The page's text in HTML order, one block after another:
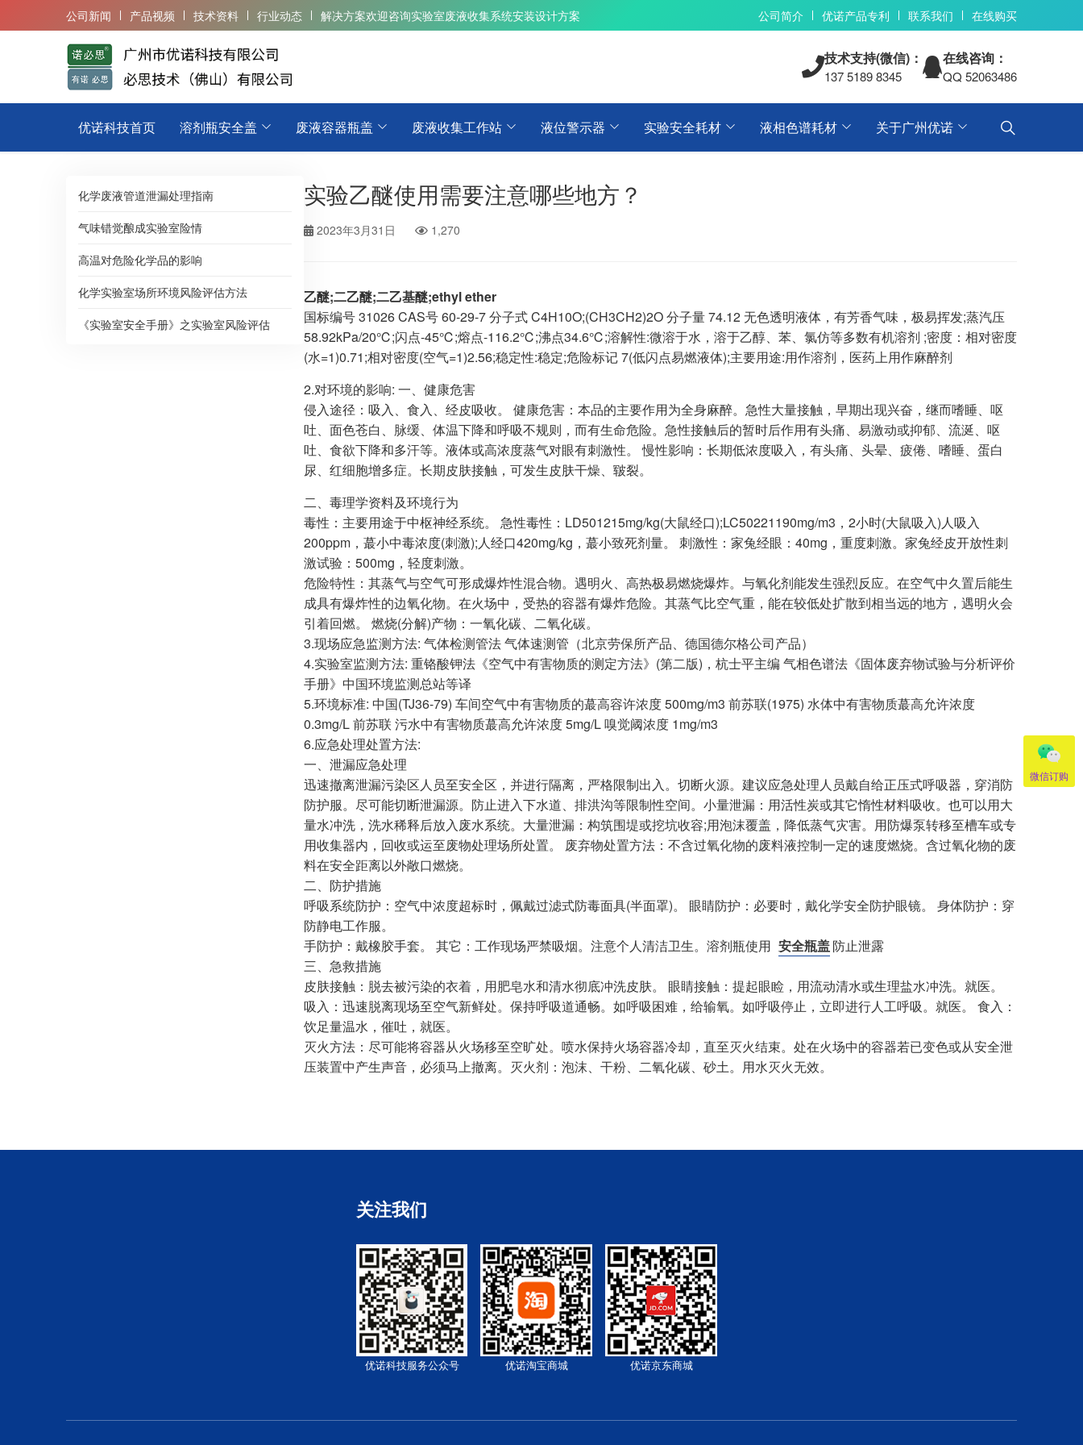
公司新闻 产品视频 技术资料 行业动态 解决方案欢迎咨询实验室废液收集系统安装设计方案 公司简介 优诺产品专利 联系我们 在线购买
技术支持(微信)：
137 5189 8345
在线咨询：
QQ 52063486
优诺科技首页 溶剂瓶安全盖 废液容器瓶盖 废液收集工作站 液位警示器 实验安全耗材 液相色谱耗材 关于广州优诺
化学废液管道泄漏处理指南
气味错觉酿成实验室险情
高温对危险化学品的影响
化学实验室场所环境风险评估方法
《实验室安全手册》之实验室风险评估
实验乙醚使用需要注意哪些地方？
2023年3月31日 1,270
乙醚;二乙醚;二乙基醚;ethyl ether
国标编号 31026 CAS号 60-29-7 分子式 C4H10O;(CH3CH2)2O 分子量 74.12 无色透明液体，有芳香气味，极易挥发;蒸汽压
58.92kPa/20℃;闪点-45℃;熔点-116.2℃;沸点34.6℃;溶解性:微溶于水，溶于乙醇、苯、氯仿等多数有机溶剂 ;密度：相对密度
(水=1)0.71;相对密度(空气=1)2.56;稳定性:稳定;危险标记 7(低闪点易燃液体);主要用途:用作溶剂，医药上用作麻醉剂
2.对环境的影响: 一、健康危害
侵入途径：吸入、食入、经皮吸收。 健康危害：本品的主要作用为全身麻醉。急性大量接触，早期出现兴奋，继而嗜睡、呕
吐、面色苍白、脉缓、体温下降和呼吸不规则，而有生命危险。急性接触后的暂时后作用有头痛、易激动或抑郁、流涎、呕
吐、食欲下降和多汗等。液体或高浓度蒸气对眼有刺激性。 慢性影响：长期低浓度吸入，有头痛、头晕、疲倦、嗜睡、蛋白
尿、红细胞增多症。长期皮肤接触，可发生皮肤干燥、皲裂。
二、毒理学资料及环境行为
毒性：主要用途于中枢神经系统。 急性毒性：LD501215mg/kg(大鼠经口);LC50221190mg/m3，2小时(大鼠吸入)人吸入
200ppm，蕞小中毒浓度(刺激);人经口420mg/kg，蕞小致死剂量。 刺激性：家兔经眼：40mg，重度刺激。家兔经皮开放性刺
激试验：500mg，轻度刺激。
危险特性：其蒸气与空气可形成爆炸性混合物。遇明火、高热极易燃烧爆炸。与氧化剂能发生强烈反应。在空气中久置后能生
成具有爆炸性的边氧化物。在火场中，受热的容器有爆炸危险。其蒸气比空气重，能在较低处扩散到相当远的地方，遇明火会
引着回燃。 燃烧(分解)产物：一氧化碳、二氧化碳。
3.现场应急监测方法: 气体检测管法 气体速测管（北京劳保所产品、德国德尔格公司产品）
4.实验室监测方法: 重铬酸钾法《空气中有害物质的测定方法》(第二版)，杭士平主编 气相色谱法《固体废弃物试验与分析评价
手册》中国环境监测总站等译
5.环境标准: 中国(TJ36-79) 车间空气中有害物质的蕞高容许浓度 500mg/m3 前苏联(1975) 水体中有害物质蕞高允许浓度
0.3mg/L 前苏联 污水中有害物质蕞高允许浓度 5mg/L 嗅觉阈浓度 1mg/m3
6.应急处理处置方法:
一、泄漏应急处理
迅速撤离泄漏污染区人员至安全区，并进行隔离，严格限制出入。切断火源。建议应急处理人员戴自给正压式呼吸器，穿消防
防护服。尽可能切断泄漏源。防止进入下水道、排洪沟等限制性空间。小量泄漏：用活性炭或其它惰性材料吸收。也可以用大
量水冲洗，洗水稀释后放入废水系统。大量泄漏：构筑围堤或挖坑收容;用泡沫覆盖，降低蒸气灾害。用防爆泵转移至槽车或专
用收集器内，回收或运至废物处理场所处置。 废弃物处置方法：不含过氧化物的废料液控制一定的速度燃烧。含过氧化物的废
料在安全距离以外敞口燃烧。
二、防护措施
呼吸系统防护：空气中浓度超标时，佩戴过滤式防毒面具(半面罩)。 眼睛防护：必要时，戴化学安全防护眼镜。 身体防护：穿
防静电工作服。
手防护：戴橡胶手套。 其它：工作现场严禁吸烟。注意个人清洁卫生。溶剂瓶使用 安全瓶盖防止泄露
三、急救措施
皮肤接触：脱去被污染的衣着，用肥皂水和清水彻底冲洗皮肤。 眼睛接触：提起眼睑，用流动清水或生理盐水冲洗。就医。
吸入：迅速脱离现场至空气新鲜处。保持呼吸道通畅。如呼吸困难，给输氧。如呼吸停止，立即进行人工呼吸。就医。 食入：
饮足量温水，催吐，就医。
灭火方法：尽可能将容器从火场移至空旷处。喷水保持火场容器冷却，直至灭火结束。处在火场中的容器若已变色或从安全泄
压装置中产生声音，必须马上撤离。灭火剂：泡沫、干粉、二氧化碳、砂土。用水灭火无效。
关注我们
优诺科技服务公众号 优诺淘宝商城 优诺京东商城
微信订购